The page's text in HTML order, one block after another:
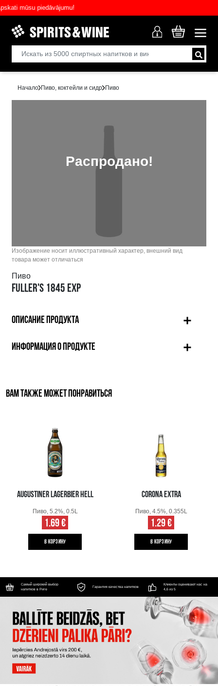
mūsu piedāvājumu!
Начало Пиво, коктейли и сидр Пиво
Распродано!
Изображение носит иллюстративный характер, внешний вид
товара может отличаться
Пиво
FULLER'S 1845 EXP
ОПИСАНИЕ ПРОДУКТА
ИНФОРМАЦИЯ О ПРОДУКТЕ
ВАМ ТАКЖЕ МОЖЕТ ПОНРАВИТЬСЯ
AUGUSTINER LAGERBIER HELL
Пиво, 5.2%, 0.5L
1.69 €
B КОРЗИНУ
CORONA EXTRA
Пиво, 4.5%, 0.355L
1.29 €
B КОРЗИНУ
Самый широкий выбор
напитков в Риге
Гарантия качества напитков
Клиенты оценивают нас на
4,6 из 5